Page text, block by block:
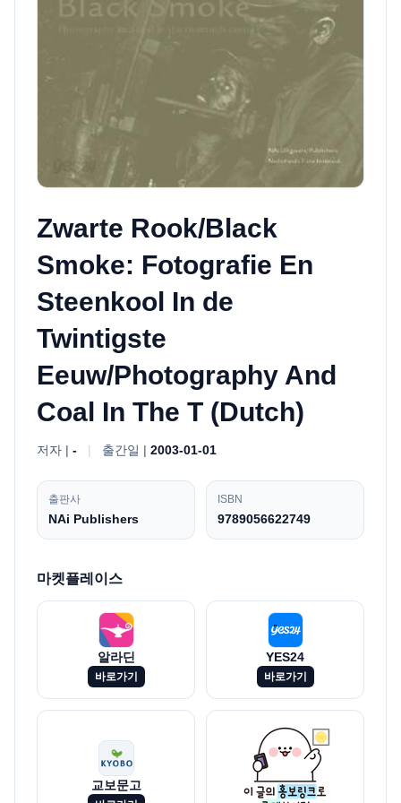
Zwarte Rook/Black
Smoke: Fotografie En
Steenkool In de
Twintigste
Eeuw/Photography And
Coal In The T (Dutch)
저자 | - | 출간일 | 2003-01-01
출판사
NAi Publishers
ISBN
9789056622749
마켓플레이스
알라딘
바로가기
YES24
바로가기
교보문고